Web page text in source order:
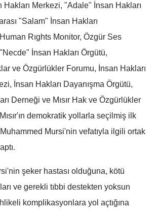
Gümüşhane
Hakkari
Hatay
Mersin
İstanbul
Kastamonu
Kayseri
Merkezi, "Adale" İnsan Hakları
"Salam" İnsan Hakları
Rıghts Monitor, Özgür Ses
İnsan Hakları Örgütü,
ve Özgürlükler Forumu, İnsan Hakları
İnsan Hakları Dayanışma Örgütü,
Derneği ve Mısır Hak ve Özgürlükler
demokratik yollarla seçilmiş ilk
Mursi'nin vefatıyla ilgili ortak
şeker hastası olduğuna, kötü
ve gerekli tıbbi destekten yoksun
komplikasyonlara yol açtığına